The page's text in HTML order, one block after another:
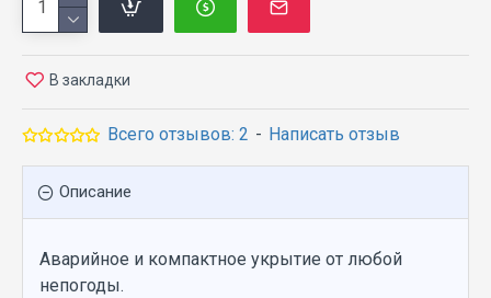
Всего отзывов: 2 - Написать отзыв
В закладки
Описание
Аварийное и компактное укрытие от любой
непогоды.